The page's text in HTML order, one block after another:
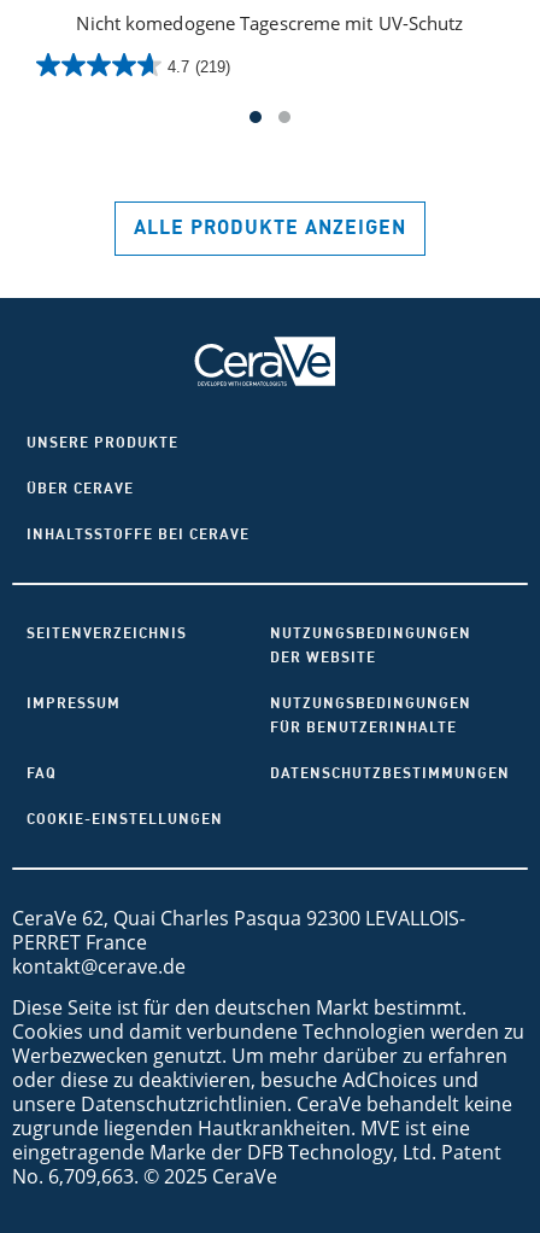
Nicht komedogene Tagescreme mit UV-Schutz
4.7 (219)
4.7
Bewertungen
ALLE PRODUKTE ANZEIGEN
UNSERE PRODUKTE
ÜBER CERAVE
INHALTSSTOFFE BEI CERAVE
SEITENVERZEICHNIS
NUTZUNGSBEDINGUNGEN
DER WEBSITE
IMPRESSUM
NUTZUNGSBEDINGUNGEN
FÜR BENUTZERINHALTE
FAQ DATENSCHUTZBESTIMMUNGEN
COOKIE-EINSTELLUNGEN
CeraVe 62, Quai Charles Pasqua 92300 LEVALLOIS-
PERRET France
kontakt@cerave.de
Diese Seite ist für den deutschen Markt bestimmt.
Cookies und damit verbundene Technologien werden zu
Werbezwecken genutzt. Um mehr darüber zu erfahren
oder diese zu deaktivieren, besuche AdChoices und
unsere Datenschutzrichtlinien. CeraVe behandelt keine
zugrunde liegenden Hautkrankheiten. MVE ist eine
eingetragende Marke der DFB Technology, Ltd. Patent
No. 6,709,663. © 2025 CeraVe